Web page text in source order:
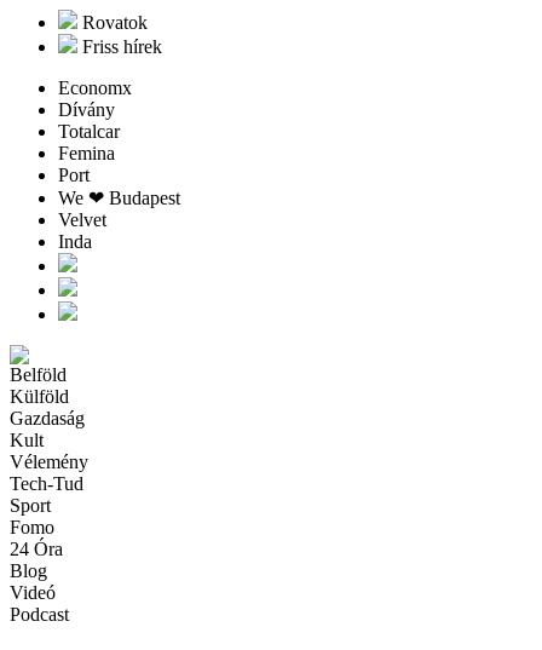
Rovatok
Friss hírek
Economx
Dívány
Totalcar
Femina
Port
We ❤︎ Budapest
Velvet
Inda
Belföld
Külföld
Gazdaság
Kult
Vélemény
Tech-Tud
Sport
Fomo
24 Óra
Blog
Videó
Podcast